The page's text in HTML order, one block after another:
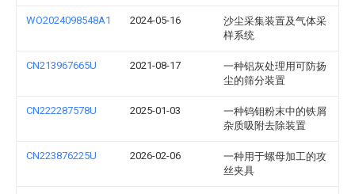
WO2024098548A1 2024-05-16
沙尘采集装置及气体采
样系统
CN213967665U 2021-08-17
一种铝灰处理用可防扬
尘的筛分装置
CN222287578U 2025-01-03
一种钨钼粉末中的铁屑
杂质吸附去除装置
CN223876225U 2026-02-06
一种用于螺母加工的攻
丝夹具